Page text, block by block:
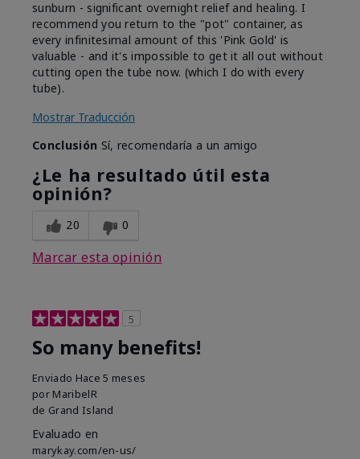
sunburn - significant overnight relief and healing. I
recommend you return to the "pot" container, as
every infinitesimal amount of this 'Pink Gold' is
valuable - and it's impossible to get it all out without
cutting open the tube now. (which I do with every
tube).
Mostrar Traducción
Conclusión Sí, recomendaría a un amigo
¿Le ha resultado útil esta
opinión?
20 0
Marcar esta opinión
5
So many benefits!
Enviado Hace 5 meses
por MaribelR
de Grand Island
Evaluado en
marykay.com/en-us/